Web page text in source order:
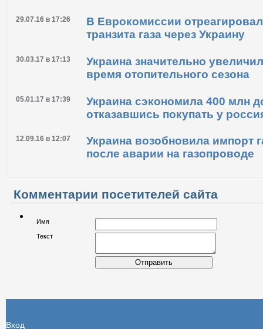
02.02.17 в 15:28
Украина резко нарастила
в ЕС
29.07.16 в 17:26
В Еврокомиссии
транзита газа через Украину
30.03.17 в 17:13
Украина значительно
время отопительного сезона
05.01.17 в 17:39
Украина сэкономила 400 млн
отказавшись покупать у
после аварии на газопроводе
Комментарии посетителей сайта
Отправить